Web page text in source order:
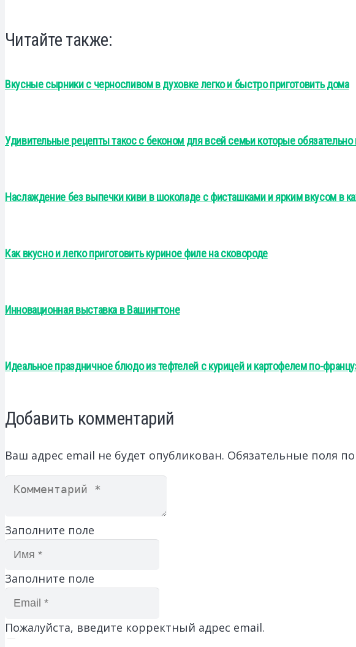
Читайте также:
Вкусные сырники с черносливом в духовке легко и быстро приготовить дома
Удивительные рецепты такос с беконом для всей семьи которые обязательно
Наслаждение без выпечки киви в шоколаде с фисташками и ярким вкусом в
Как вкусно и легко приготовить куриное филе на сковороде
Инновационная выставка в Вашингтоне
Идеальное праздничное блюдо из тефтелей с курицей и картофелем по-
Добавить комментарий
Ваш адрес email не будет опубликован. Обязательные поля
Заполните поле
Заполните поле
Пожалуйста, введите корректный адрес email.